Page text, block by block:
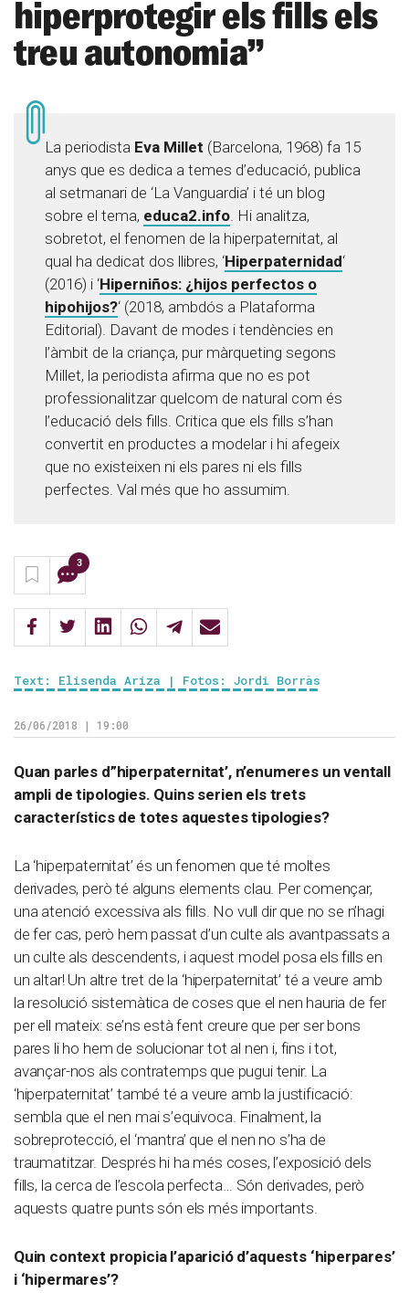
hiperprotegir els fills els
treu autonomia”
La periodista Eva Millet (Barcelona, 1968) fa 15
anys que es dedica a temes d’educació, publica
al setmanari de ‘La Vanguardia’ i té un blog
sobre el tema, educa2.info. Hi analitza,
sobretot, el fenomen de la hiperpaternitat, al
qual ha dedicat dos llibres, ‘Hiperpaternidad‘
(2016) i ‘Hiperniños: ¿hijos perfectos o
hipohijos?‘ (2018, ambdós a Plataforma
Editorial). Davant de modes i tendències en
l’àmbit de la criança, pur màrqueting segons
Millet, la periodista afirma que no es pot
professionalitzar quelcom de natural com és
l’educació dels fills. Critica que els fills s’han
convertit en productes a modelar i hi afegeix
que no existeixen ni els pares ni els fills
perfectes. Val més que ho assumim.
3
Text: Elisenda Ariza | Fotos: Jordi Borràs
26/06/2018 | 19:00
Quan parles d”hiperpaternitat’, n’enumeres un ventall
ampli de tipologies. Quins serien els trets
característics de totes aquestes tipologies?
La ‘hiperpaternitat’ és un fenomen que té moltes
derivades, però té alguns elements clau. Per començar,
una atenció excessiva als fills. No vull dir que no se n’hagi
de fer cas, però hem passat d’un culte als avantpassats a
un culte als descendents, i aquest model posa els fills en
un altar! Un altre tret de la ‘hiperpaternitat’ té a veure amb
la resolució sistemàtica de coses que el nen hauria de fer
per ell mateix: se’ns està fent creure que per ser bons
pares li ho hem de solucionar tot al nen i, fins i tot,
avançar-nos als contratemps que pugui tenir. La
‘hiperpaternitat’ també té a veure amb la justificació:
sembla que el nen mai s’equivoca. Finalment, la
sobreprotecció, el ‘mantra’ que el nen no s’ha de
traumatitzar. Després hi ha més coses, l’exposició dels
fills, la cerca de l’escola perfecta… Són derivades, però
aquests quatre punts són els més importants.
Quin context propicia l’aparició d’aquests ‘hiperpares’
i ‘hipermares’?